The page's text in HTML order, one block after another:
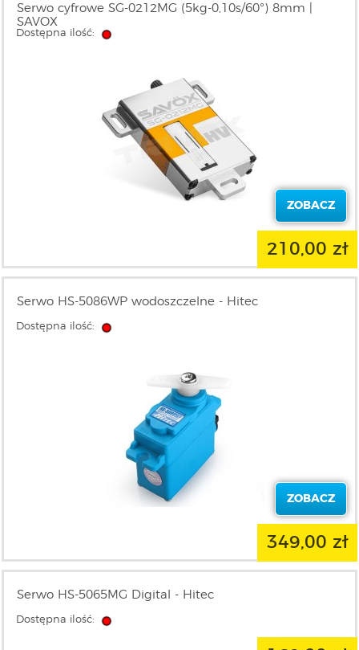
Serwo cyfrowe SG-0212MG (5kg-0,10s/60°) 8mm |
SAVOX
Dostępna ilość:
ZOBACZ
210,00 zł
Serwo HS-5086WP wodoszczelne - Hitec
Dostępna ilość:
ZOBACZ
349,00 zł
Serwo HS-5065MG Digital - Hitec
Dostępna ilość: